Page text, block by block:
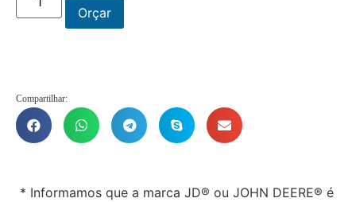
Orçar
Compartilhar:
* Informamos que a marca JD® ou JOHN DEERE® é